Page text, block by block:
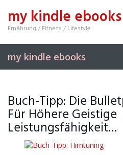
mainmy kindle ebooks
Ernährung / Fitness / Lifestyle
my kindle ebooks
Buch-Tipp: Die
Für Höhere Geistige
Leistungsfähigkeit…